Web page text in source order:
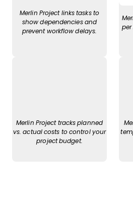
Merlin Project links tasks to
show dependencies and
prevent workflow delays.
per
Merlin Project tracks planned
vs. actual costs to control your
project budget.